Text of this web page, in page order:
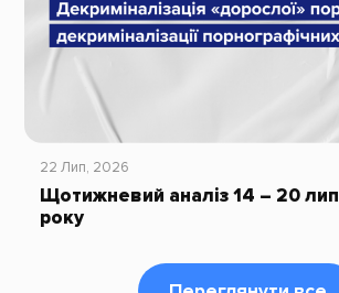
22 Лип, 2026
Щотижневий аналіз 14 – 20
року